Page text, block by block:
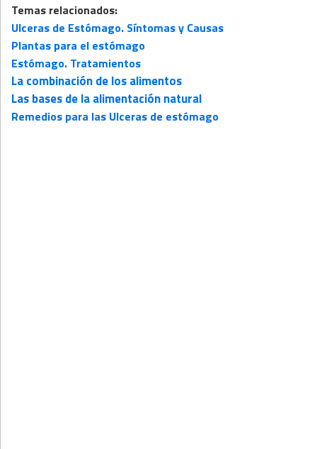
Temas relacionados:
Ulceras de Estómago. Síntomas y Causas
Plantas para el estómago
Estómago. Tratamientos
La combinación de los alimentos
Las bases de la alimentación natural
Remedios para las Ulceras de estómago